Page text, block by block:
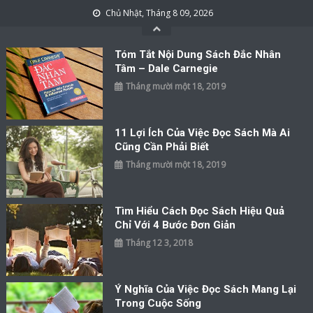
Chủ Nhật, Tháng 8 09, 2026
Tóm Tắt Nội Dung Sách Đắc Nhân
Tâm – Dale Carnegie
Tháng mười một 18, 2019
11 Lợi Ích Của Việc Đọc Sách Mà Ai
Cũng Cần Phải Biết
Tháng mười một 18, 2019
Tìm Hiểu Cách Đọc Sách Hiệu Quả
Chỉ Với 4 Bước Đơn Giản
Tháng 12 3, 2018
Ý Nghĩa Của Việc Đọc Sách Mang Lại
Trong Cuộc Sống